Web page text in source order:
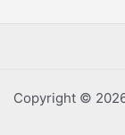
Copyright ©